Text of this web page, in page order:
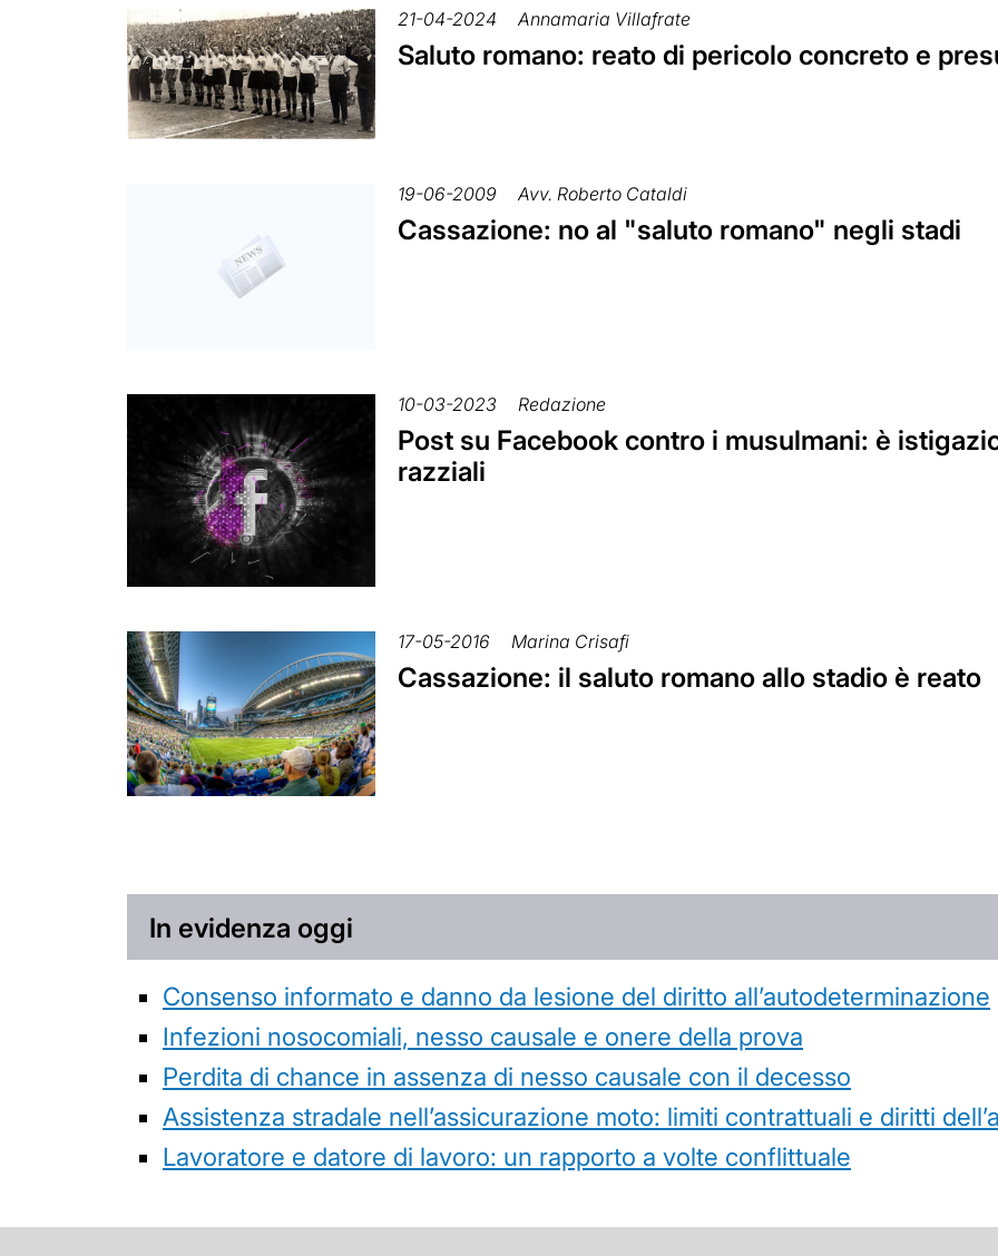
21-04-2024 Annamaria Villafrate
Saluto romano: reato di pericolo concreto e
19-06-2009 Avv. Roberto Cataldi
Cassazione: no al "saluto romano" negli stadi
10-03-2023 Redazione
Post su Facebook contro i musulmani: è
razziali
17-05-2016 Marina Crisafi
Cassazione: il saluto romano allo stadio è reato
In evidenza oggi
Consenso informato e danno da lesione del diritto all’autodeterminazione
Infezioni nosocomiali, nesso causale e onere della prova
Perdita di chance in assenza di nesso causale con il decesso
Assistenza stradale nell’assicurazione moto: limiti contrattuali e diritti
Lavoratore e datore di lavoro: un rapporto a volte conflittuale